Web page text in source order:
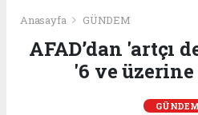
Anasayfa GÜNDEM
AFAD’dan 'artçı
'6 ve
GÜNDEM